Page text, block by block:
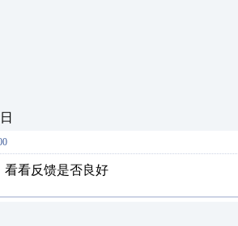
看看反馈是否良好